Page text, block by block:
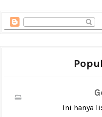
Ini hanya